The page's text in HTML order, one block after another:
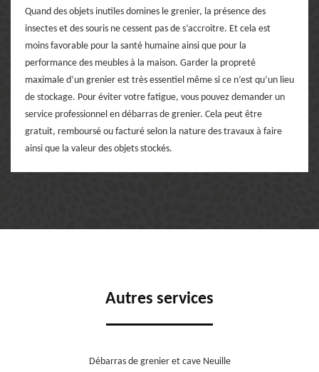
Quand des objets inutiles domines le grenier, la présence des
insectes et des souris ne cessent pas de s’accroitre. Et cela est
moins favorable pour la santé humaine ainsi que pour la
performance des meubles à la maison. Garder la propreté
maximale d’un grenier est très essentiel même si ce n’est qu’un lieu
de stockage. Pour éviter votre fatigue, vous pouvez demander un
service professionnel en débarras de grenier. Cela peut être
gratuit, remboursé ou facturé selon la nature des travaux à faire
ainsi que la valeur des objets stockés.
Autres services
Débarras de grenier et cave Neuille